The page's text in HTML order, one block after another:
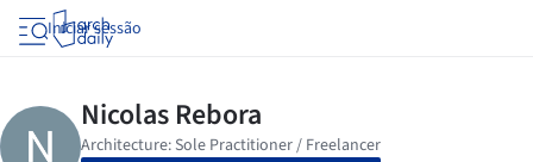
Iniciar sessão